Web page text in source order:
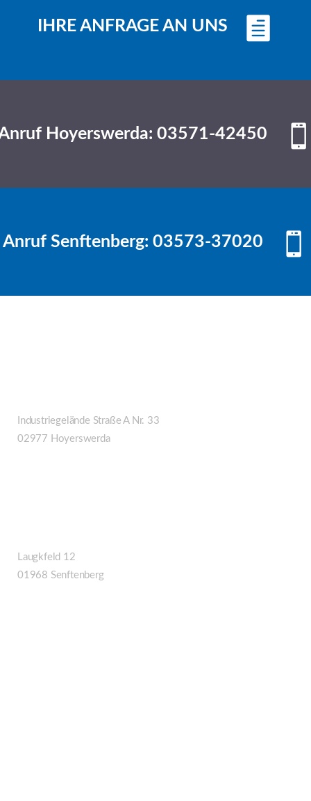
IHRE ANFRAGE AN UNS
Hoyerswerda: 03571-42450
Anruf Senftenberg: 03573-37020
Industriegelände Straße A Nr. 33
02977 Hoyerswerda
Laugkfeld 12
01968 Senftenberg